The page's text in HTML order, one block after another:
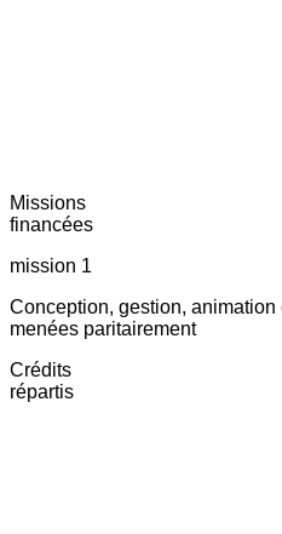
Missions
financées
mission 1
Conception, gestion,
menées paritairement
Crédits
répartis